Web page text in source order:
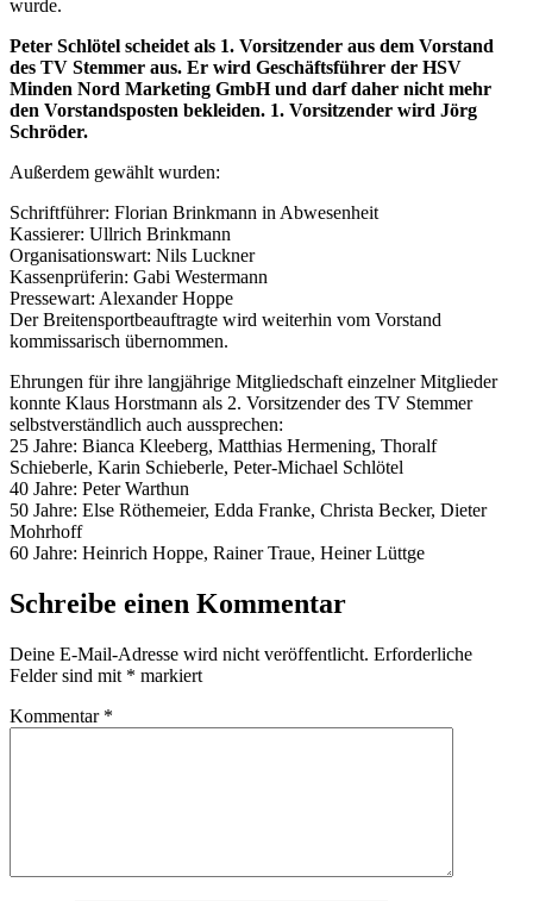
wurde.
Peter Schlötel scheidet als 1. Vorsitzender aus dem Vorstand
des TV Stemmer aus. Er wird Geschäftsführer der HSV
Minden Nord Marketing GmbH und darf daher nicht mehr
den Vorstandsposten bekleiden. 1. Vorsitzender wird Jörg
Schröder.
Außerdem gewählt wurden:
Schriftführer: Florian Brinkmann in Abwesenheit
Kassierer: Ullrich Brinkmann
Organisationswart: Nils Luckner
Kassenprüferin: Gabi Westermann
Pressewart: Alexander Hoppe
Der Breitensportbeauftragte wird weiterhin vom Vorstand
kommissarisch übernommen.
Ehrungen für ihre langjährige Mitgliedschaft einzelner Mitglieder
konnte Klaus Horstmann als 2. Vorsitzender des TV Stemmer
selbstverständlich auch aussprechen:
25 Jahre: Bianca Kleeberg, Matthias Hermening, Thoralf
Schieberle, Karin Schieberle, Peter-Michael Schlötel
40 Jahre: Peter Warthun
50 Jahre: Else Röthemeier, Edda Franke, Christa Becker, Dieter
Mohrhoff
60 Jahre: Heinrich Hoppe, Rainer Traue, Heiner Lüttge
Schreibe einen Kommentar
Deine E-Mail-Adresse wird nicht veröffentlicht. Erforderliche
Felder sind mit * markiert
Kommentar *